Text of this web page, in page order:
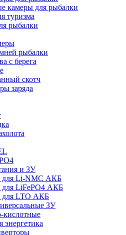
камеры для рыбалки
туризма
рыбалки
рыбалки
с берега
скотч
заряда
и ЗУ
для Li-NMC АКБ
для LiFePO4 АКБ
для LTO АКБ
ЗУ
кислотные
энергетика